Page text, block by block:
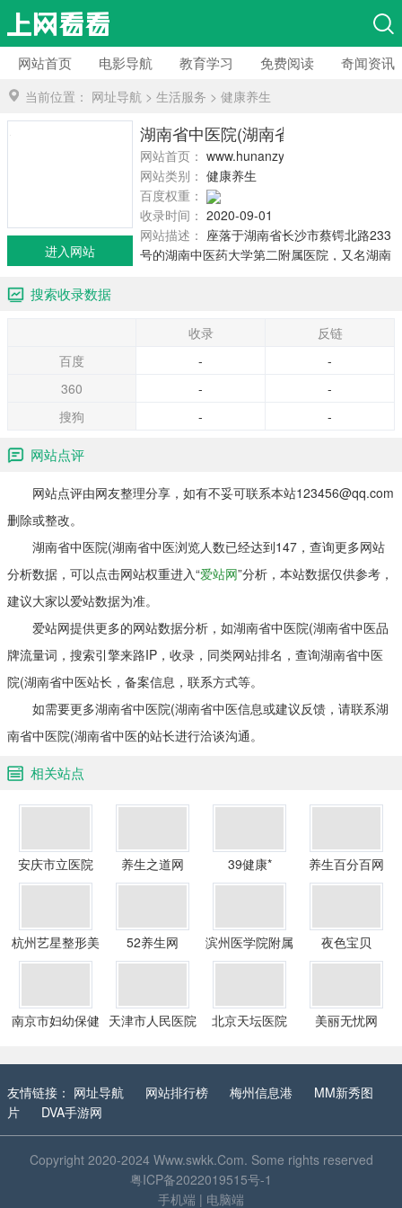
网站首页 电影导航 教育学习 免费阅读 奇闻资讯
当前位置： 网址导航 > 生活服务 > 健康养生
湖南省中医院(湖南省中医
网站首页： www.hunanzy.com
网站类别： 健康养生
百度权重：
收录时间： 2020-09-01
网站描述： 座落于湖南省长沙市蔡锷北路233
号的湖南中医药大学第二附属医院，又名湖南
级甲等中医医院，是省内集医疗、保健、教
进入网站
搜索收录数据
收录
反链
百度
-
-
360
-
-
搜狗
- -
网站点评
网站点评由网友整理分享，如有不妥可联系本站123456@qq.com
删除或整改。
湖南省中医院(湖南省中医浏览人数已经达到147，查询更多网站
分析数据，可以点击网站权重进入“爱站网”分析，本站数据仅供参考，
建议大家以爱站数据为准。
爱站网提供更多的网站数据分析，如湖南省中医院(湖南省中医品
牌流量词，搜索引擎来路IP，收录，同类网站排名，查询湖南省中医
院(湖南省中医站长，备案信息，联系方式等。
如需要更多湖南省中医院(湖南省中医信息或建议反馈，请联系湖
南省中医院(湖南省中医的站长进行洽谈沟通。
相关站点
安庆市立医院 养生之道网 39健康* 养生百分百网
杭州艺星整形美
容医院
52养生网
滨州医学院附属
医院
夜色宝贝
南京市妇幼保健 天津市人民医院 北京天坛医院 美丽无忧网
友情链接： 网址导航 网站排行榜 梅州信息港
MM新秀图
片
DVA手游网
Copyright 2020-2024 Www.swkk.Com. Some rights reserved
粤ICP备2022019515号-1
手机端 | 电脑端